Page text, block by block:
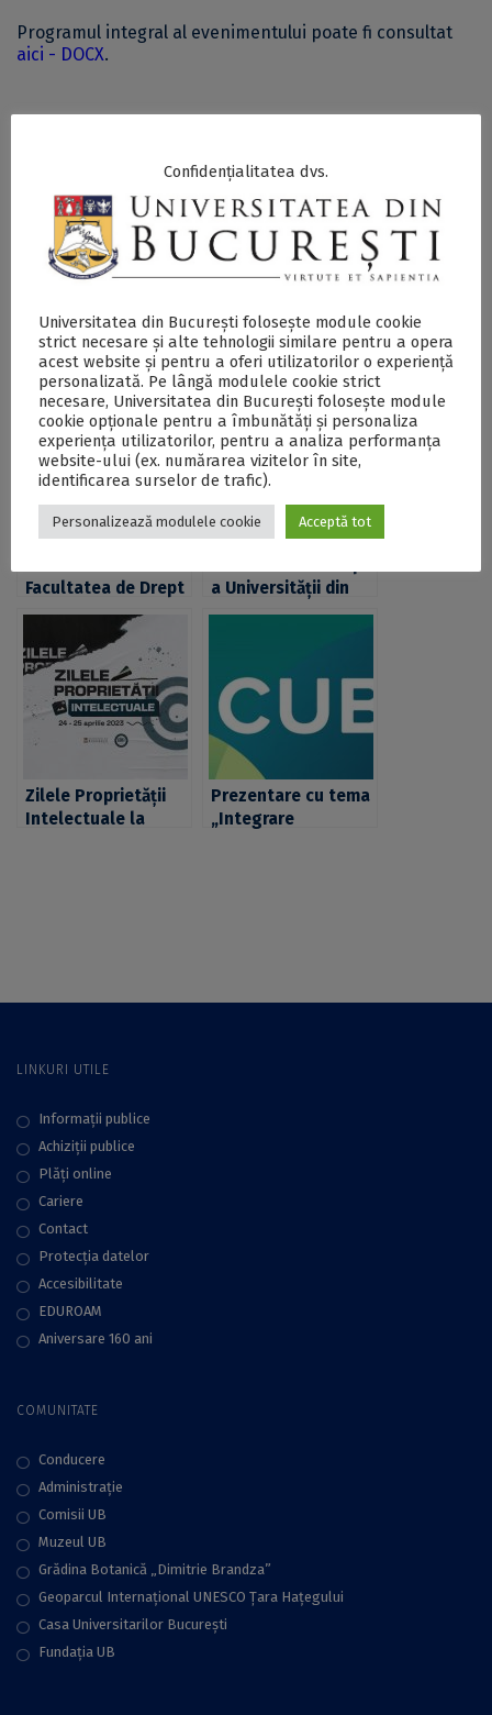
Programul integral al evenimentului poate fi consultat
aici - DOCX.
PERSOANELE CU DIZABILITĂŢI DE VEDERE
„Zilele Juridice și Administrative Franco-Române”
la Facultatea de Drept a Universității din București: 14-
15 iunie 2024 - DOCX
Postări Asemănătoare:
Facultatea de Drept
a Universității din
București și
Facultatea de Drept
din cadrul
Universității de Stat
din Moldova
a Universității din
București a câștigat
Drept. Competiția,
găzduită în 2024 de
Universitatea
„Alexandru Ioan
Cuza” din Iași
Zilele Proprietății
Intelectuale la
Prezentare cu tema
„Integrare
Sociologie și
LINKURI UTILE
Informații publice
Achiziții publice
Plăţi online
Cariere
Contact
Protecţia datelor
Accesibilitate
EDUROAM
Aniversare 160 ani
COMUNITATE
Conducere
Administraţie
Comisii UB
Muzeul UB
Grădina Botanică „Dimitrie Brandza”
Geoparcul Internațional UNESCO Țara Hațegului
Casa Universitarilor București
Fundaţia UB
Confidențialitatea dvs.
Universitatea din București folosește module cookie
strict necesare și alte tehnologii similare pentru a opera
acest website și pentru a oferi utilizatorilor o experiență
personalizată. Pe lângă modulele cookie strict
necesare, Universitatea din București folosește module
cookie opționale pentru a îmbunătăți și personaliza
experiența utilizatorilor, pentru a analiza performanța
website-ului (ex. numărarea vizitelor în site,
identificarea surselor de trafic).
Personalizează modulele cookie Acceptă tot